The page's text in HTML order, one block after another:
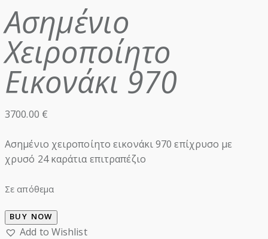
Ασημένιο
Χειροποίητο
Εικονάκι 970
3700.00 €
Ασημένιο χειροποίητο εικονάκι 970 επίχρυσο με
χρυσό 24 καράτια επιτραπέζιο
Σε απόθεμα
BUY NOW
Add to Wishlist